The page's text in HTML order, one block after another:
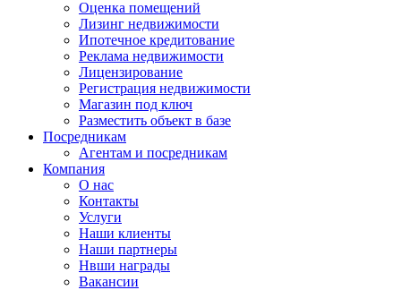
Оценка помещений
Лизинг недвижимости
Ипотечное кредитование
Реклама недвижимости
Лицензирование
Регистрация недвижимости
Магазин под ключ
Разместить объект в базе
Посредникам
Агентам и посредникам
Компания
О нас
Контакты
Услуги
Наши клиенты
Наши партнеры
Нвши награды
Вакансии